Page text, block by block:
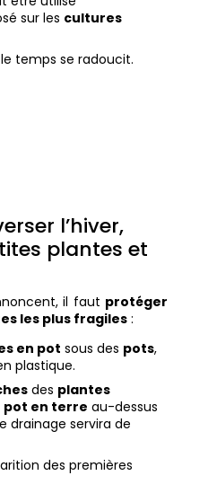
sur les cultures
temps se radoucit.
l’hiver,
plantes et
il faut protéger
les plus fragiles:
en pot sous des pots,
plastique.
des plantes
pot en terre au-dessus
drainage servira de
des premières